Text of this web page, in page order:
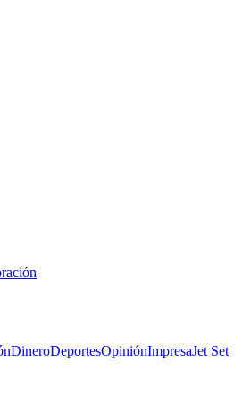
DineroDeportesOpiniónImpresaJet Set